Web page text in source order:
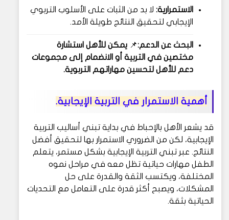
الاستمرارية: لا بد من الثبات على الأسلوب التربوي
الإيجابي لتحقيق النتائج طويلة الأمد.
البحث عن الدعم:📌 يمكن للأهل استشارة
مختصين في التربية أو الانضمام إلى مجموعات
دعم للأهل لتحسين مهاراتهم التربوية.
أهمية الاستمرار في التربية الإيجابية.
قد يشعر الأهل بالإحباط في بداية تبني أساليب التربية
الإيجابية، لكن من الضروري الاستمرار بها لتحقيق أفضل
النتائج. عبر تبني التربية الإيجابية بشكل مستمر، يتعلم
الطفل مهارات حياتية تظل معه في مراحل نموه
المختلفة، ويكتسب الثقة والقدرة على حل
المشكلات، ويصبح أكثر قدرة على التعامل مع التحديات
الحياتية بثقة.